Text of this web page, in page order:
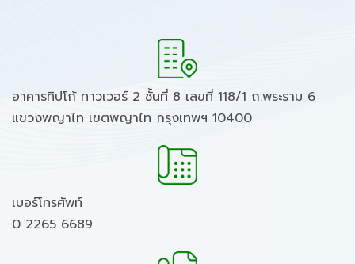
อาคารทิปโก้ ทาวเวอร์ 2 ชั้นที่ 8 เลขที่ 118/1 ถ.พระราม 6
แขวงพญาไท เขตพญาไท กรุงเทพฯ 10400
เบอร์โทรศัพท์
0 2265 6689